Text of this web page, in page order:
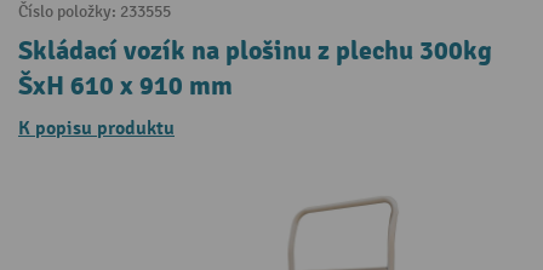
Číslo položky: 233555
Skládací vozík na plošinu z plechu 300kg
ŠxH 610 x 910 mm
K popisu produktu